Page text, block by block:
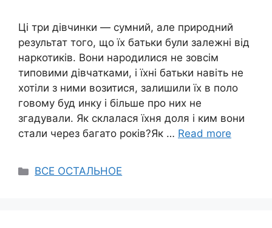
Ці три дівчинки — сумний, але природний
результат того, що їх батьки були залежні від
наркотиків. Вони народилися не зовсім
типовими дівчатками, і їхні батьки навіть не
хотіли з ними возитися, залишили їх в поло
говому буд инку і більше про них не
згадували. Як склалася їхня доля і ким вони
стали через багато років?Як … Read more
Categories
ВСЕ ОСТАЛЬНОЕ